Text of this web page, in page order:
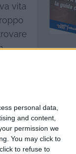
personal data,
and content,
permission we
You may click to
to refuse to
vita
ci era
fu